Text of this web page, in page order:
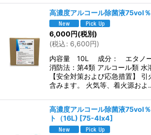
高濃度アルコール除菌液75vol
6,000円(税別)
(税込: 6,600円)
内容量 10L 成分： エタノー
消防法：第4類 アルコール類 水
【安全対策および応急措置】
含みます。 火気等、着火源およ
高濃度アルコール除菌液
ト（16L) [75-4lx4]